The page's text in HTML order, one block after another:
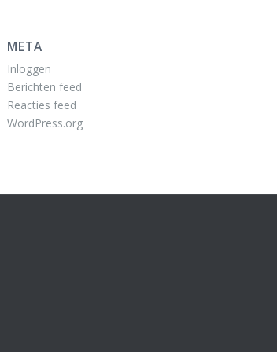
META
Inloggen
Berichten feed
Reacties feed
WordPress.org